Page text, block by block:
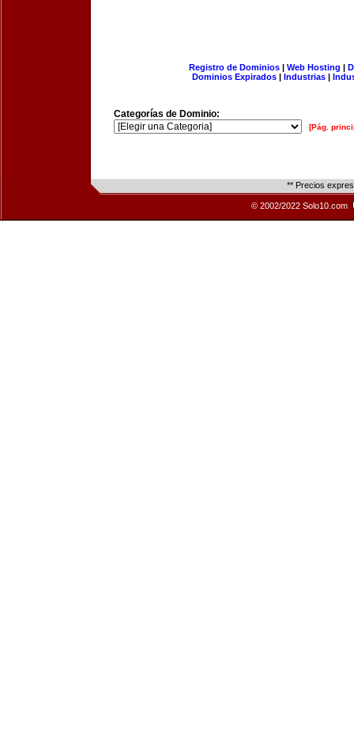
Registro de Dominios| Web Hosting |
Dominios Expirados | Industrias |
Categorías de Dominio:
[Pág.
** Precios
© 2002/2022 Solo10.com